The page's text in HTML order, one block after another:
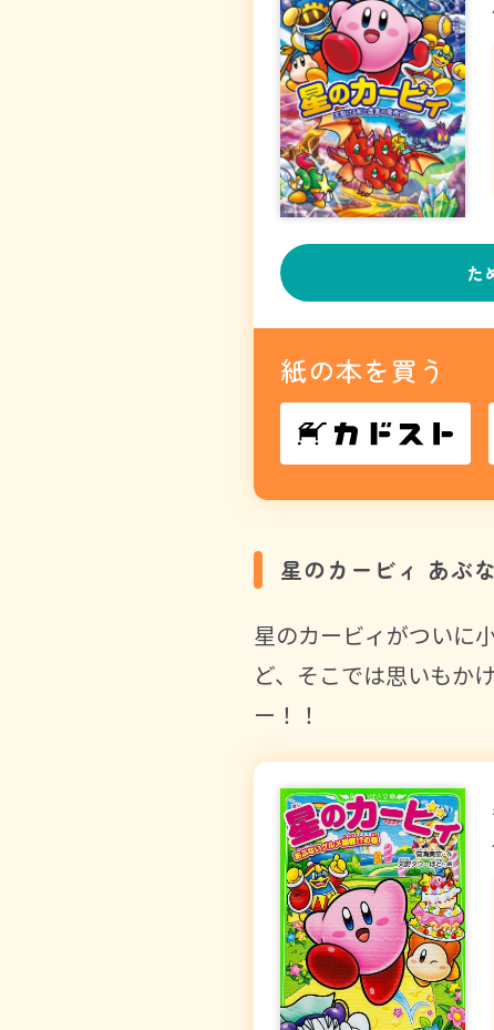
た
紙の本を買う
星のカービィ あぶ
星のカービィがついに
ど、そこでは思いもか
ー！！